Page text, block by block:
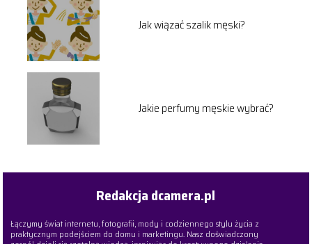
Jak wiązać szalik męski?
Jakie perfumy męskie wybrać?
Redakcja dcamera.pl
Łączymy świat internetu, fotografii, mody i codziennego stylu życia z
praktycznym podejściem do domu i marketingu. Nasz doświadczony